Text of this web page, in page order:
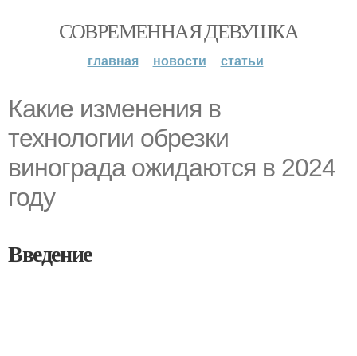
СОВРЕМЕННАЯ ДЕВУШКА
главная новости статьи
Какие изменения в
технологии обрезки
винограда ожидаются в 2024
году
Введение